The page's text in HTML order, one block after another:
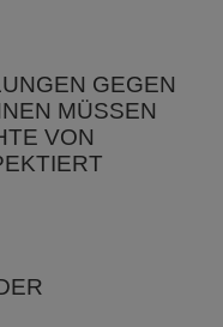
GEGEN
MÜSSEN
VON